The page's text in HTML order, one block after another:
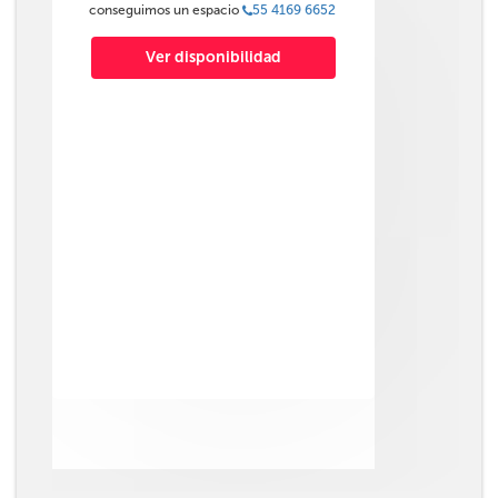
conseguimos un espacio 55 4169 6652
Ver disponibilidad